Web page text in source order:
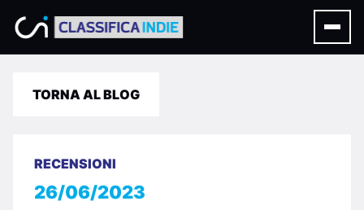
TORNA AL BLOG
RECENSIONI
26/06/2023